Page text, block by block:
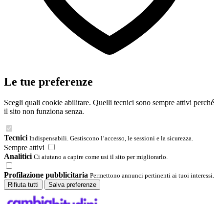
Le tue preferenze
Scegli quali cookie abilitare. Quelli tecnici sono sempre attivi perché
il sito non funziona senza.
Tecnici Indispensabili. Gestiscono l’accesso, le sessioni e la sicurezza.
Sempre attivi
Analitici Ci aiutano a capire come usi il sito per migliorarlo.
Profilazione pubblicitaria Permettono annunci pertinenti ai tuoi interessi.
Rifiuta tutti
Salva preferenze